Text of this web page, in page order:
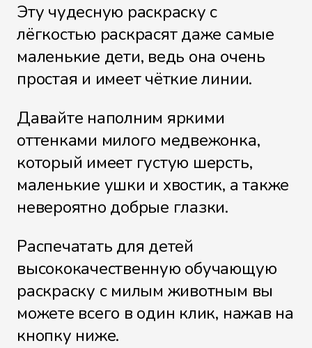
Эту чудесную раскраску с
лёгкостью раскрасят даже самые
маленькие дети, ведь она очень
простая и имеет чёткие линии.
Давайте наполним яркими
оттенками милого медвежонка,
который имеет густую шерсть,
маленькие ушки и хвостик, а также
невероятно добрые глазки.
Распечатать для детей
высококачественную обучающую
раскраску с милым животным вы
можете всего в один клик, нажав на
кнопку ниже.